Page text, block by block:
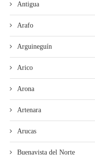
Antigua
Arafo
Arguineguín
Arico
Arona
Artenara
Arucas
Buenavista del Norte